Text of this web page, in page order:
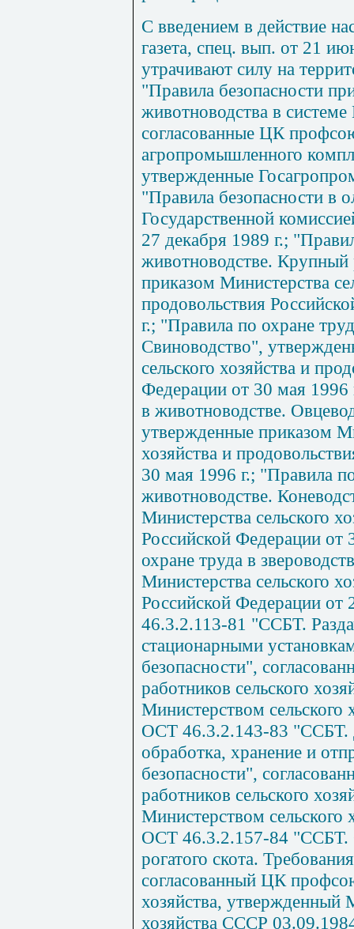
С введением в действие
газета, спец. вып. от 21
утрачивают силу на
"Правила безопасности
животноводства в
согласованные ЦК
агропромышленного
утвержденные
"Правила безопасности в
Государственной
27 декабря 1989 г.;
животноводстве. Крупный
приказом Министерства
продовольствия
г.; "Правила по охране
Свиноводство",
сельского хозяйства и
Федерации от 30 мая 1996
в животноводстве.
утвержденные приказом
хозяйства и
30 мая 1996 г.; "Правила
животноводстве.
Министерства сельского
Российской Федерации от
охране труда в
Министерства сельского
Российской Федерации от
46.3.2.113-81 "ССБТ.
стационарными
безопасности",
работников сельского
Министерством
ОСТ 46.3.2.143-83 "ССБТ.
обработка, хранение и
безопасности",
работников сельского
Министерством
ОСТ 46.3.2.157-84 "ССБТ.
рогатого скота.
согласованный ЦК
хозяйства, утвержденный
хозяйства СССР